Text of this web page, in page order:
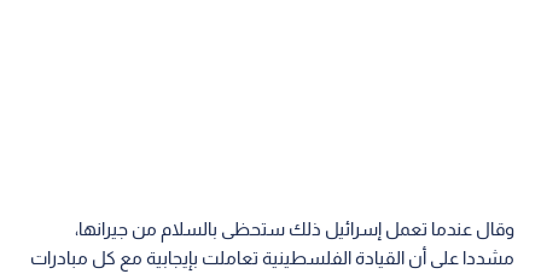
وقال عندما تعمل إسرائيل ذلك ستحظى بالسلام من جيرانها،
مشددا على أن القيادة الفلسطينية تعاملت بإيجابية مع كل مبادرات